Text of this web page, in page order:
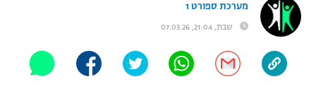
"מחצית בשכונה" – פודקאסט
משתתפים וזוכים בפרסים
אופניים
ספורט מוטורי
מערכת ספורט 1
שבת, 21:04, 07.03.26